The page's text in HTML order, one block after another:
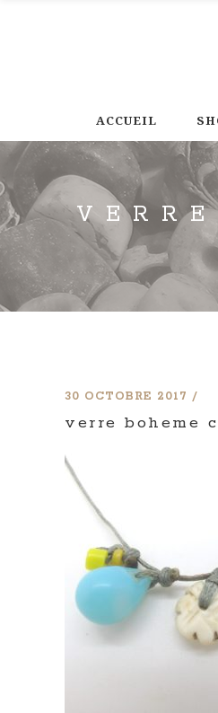
ACCUEIL
30 OCTOBRE 2017
verre boheme